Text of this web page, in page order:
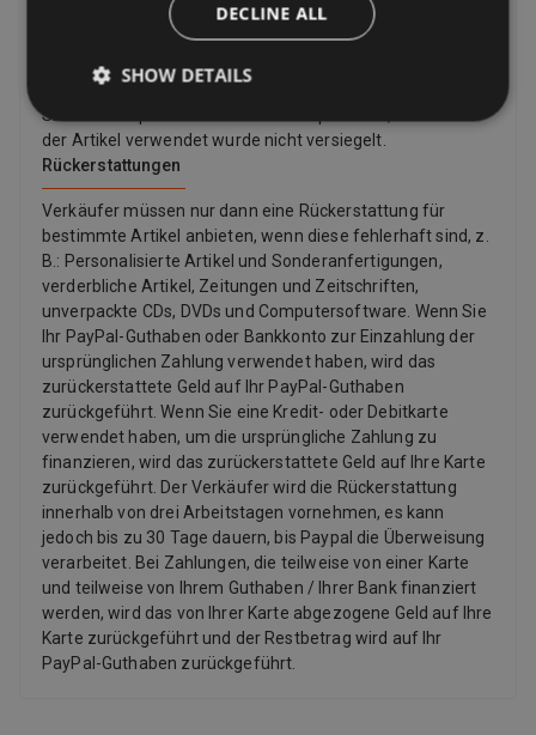
Dies gilt für alle Produkte mit Ausnahme von digitalen
Artikeln (z. B. digitaler Musik), die Ihnen sofort mit Ihrer
Bestätigung zur Verfügung gestellt werden, sowie für
andere Artikel wie Video, DVD, Audio, Videospiele, Sex- und
Sinnlichkeitsprodukte und Softwareprodukte, bei denen
der Artikel verwendet wurde nicht versiegelt.
Rückerstattungen
Verkäufer müssen nur dann eine Rückerstattung für
bestimmte Artikel anbieten, wenn diese fehlerhaft sind, z.
B.: Personalisierte Artikel und Sonderanfertigungen,
verderbliche Artikel, Zeitungen und Zeitschriften,
unverpackte CDs, DVDs und Computersoftware. Wenn Sie
Ihr PayPal-Guthaben oder Bankkonto zur Einzahlung der
ursprünglichen Zahlung verwendet haben, wird das
zurückerstattete Geld auf Ihr PayPal-Guthaben
zurückgeführt. Wenn Sie eine Kredit- oder Debitkarte
verwendet haben, um die ursprüngliche Zahlung zu
finanzieren, wird das zurückerstattete Geld auf Ihre Karte
zurückgeführt. Der Verkäufer wird die Rückerstattung
innerhalb von drei Arbeitstagen vornehmen, es kann
jedoch bis zu 30 Tage dauern, bis Paypal die Überweisung
verarbeitet. Bei Zahlungen, die teilweise von einer Karte
und teilweise von Ihrem Guthaben / Ihrer Bank finanziert
werden, wird das von Ihrer Karte abgezogene Geld auf Ihre
Karte zurückgeführt und der Restbetrag wird auf Ihr
PayPal-Guthaben zurückgeführt.
DECLINE ALL
SHOW DETAILS